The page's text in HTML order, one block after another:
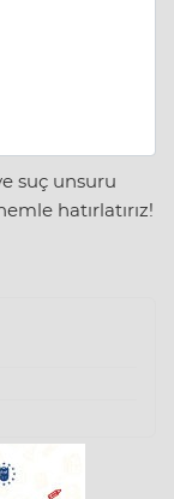
suç unsuru
hatırlatırız!